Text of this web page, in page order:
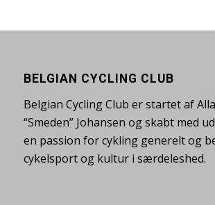
BELGIAN CYCLING CLUB
Belgian Cycling Club er startet af
“Smeden” Johansen og skabt med
en passion for cykling generelt og
cykelsport og kultur i særdeleshed.